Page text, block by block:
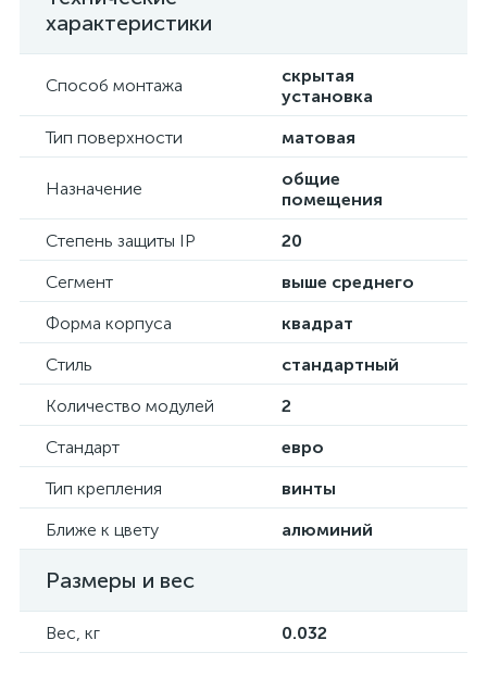
характеристики
Способ монтажа
скрытая
установка
Тип поверхности
матовая
Назначение
общие
помещения
Степень защиты IP
20
Сегмент
выше среднего
Форма корпуса
квадрат
Стиль
стандартный
Количество модулей
2
Стандарт
евро
Тип крепления
винты
Ближе к цвету
алюминий
Размеры и вес
Вес, кг 0.032